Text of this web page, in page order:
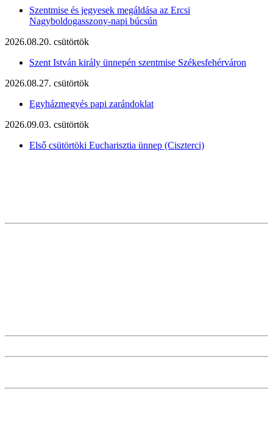
Szentmise és jegyesek megáldása az Ercsi
Nagyboldogasszony-napi búcsún
2026.08.20. csütörtök
Szent István király ünnepén szentmise Székesfehérváron
2026.08.27. csütörtök
Egyházmegyés papi zarándoklat
2026.09.03. csütörtök
Első csütörtöki Eucharisztia ünnep (Ciszterci)